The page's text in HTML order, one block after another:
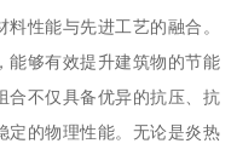
性能与先进工艺的融合。
能够有效提升建筑物的节能
合不仅具备优异的抗压、抗
定的物理性能。无论是炎热